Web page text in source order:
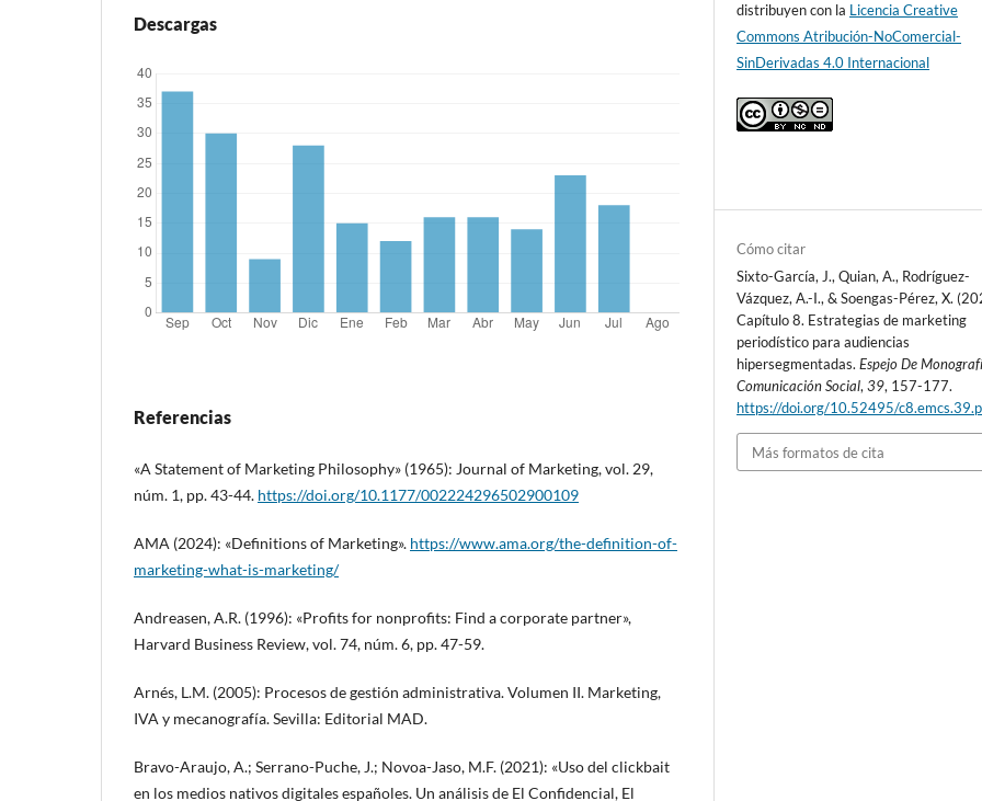
Descargas
Referencias
«A Statement of Marketing Philosophy» (1965): Journal of Marketing, vol. 29,
núm. 1, pp. 43-44. https://doi.org/10.1177/002224296502900109
AMA (2024): «Definitions of Marketing». https://www.ama.org/the-definition-of-
marketing-what-is-marketing/
Andreasen, A.R. (1996): «Profits for nonprofits: Find a corporate partner»,
Harvard Business Review, vol. 74, núm. 6, pp. 47-59.
Arnés, L.M. (2005): Procesos de gestión administrativa. Volumen II. Marketing,
IVA y mecanografía. Sevilla: Editorial MAD.
Bravo-Araujo, A.; Serrano-Puche, J.; Novoa-Jaso, M.F. (2021): «Uso del clickbait
en los medios nativos digitales españoles. Un análisis de El Confidencial, El
distribuyen con la Licencia Creative
Commons Atribución-NoComercial-
SinDerivadas 4.0 Internacional
Cómo citar
Sixto-García, J., Quian, A., Rodríguez-
Vázquez, A.-I., & Soengas-Pérez, X.
Capítulo 8. Estrategias de marketing
periodístico para audiencias
hipersegmentadas.Espejo De
Comunicación Social,39, 157-177.
https://doi.org/10.52495/
Más formatos de cita